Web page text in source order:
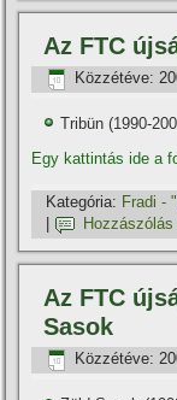
Az FTC
Közzétéve:
Tribün (1990-
Egy kattintás ide a
Kategória: Fradi -
Az FTC
Sasok
Közzétéve: